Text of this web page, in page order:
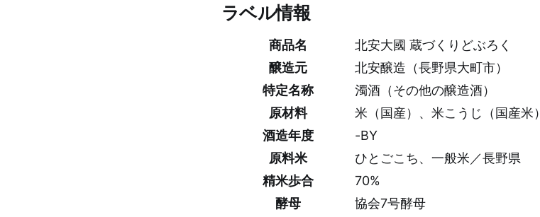
ラベル情報
商品名
北安大國 蔵づくりどぶろく
醸造元
北安醸造（長野県大町市）
特定名称
濁酒（その他の醸造酒）
原材料
米（国産）、米こうじ（国産米）
酒造年度
-BY
原料米
ひとごこち、一般米／長野県
精米歩合
70%
酵母
協会7号酵母